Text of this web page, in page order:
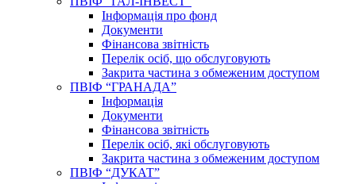
Інформація про фонд
Документи
Фінансова звітність
Перелік осіб, що обслуговують
Закрита частина з обмеженим доступом
ПВІФ “ГРАНАДА”
Інформація
Документи
Фінансова звітність
Перелік осіб, які обслуговують
Закрита частина з обмеженим доступом
ПВІФ “ДУКАТ”